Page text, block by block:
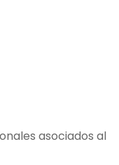
asociados al